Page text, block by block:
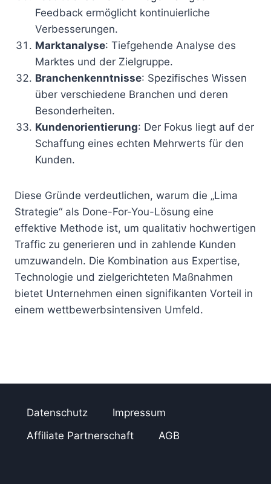
Feedback ermöglicht kontinuierliche
Verbesserungen.
Marktanalyse: Tiefgehende Analyse des
Marktes und der Zielgruppe.
Branchenkenntnisse: Spezifisches Wissen
über verschiedene Branchen und deren
Besonderheiten.
Kundenorientierung: Der Fokus liegt auf der
Schaffung eines echten Mehrwerts für den
Kunden.
Diese Gründe verdeutlichen, warum die „Lima
Strategie“ als Done-For-You-Lösung eine
effektive Methode ist, um qualitativ hochwertigen
Traffic zu generieren und in zahlende Kunden
umzuwandeln. Die Kombination aus Expertise,
Technologie und zielgerichteten Maßnahmen
bietet Unternehmen einen signifikanten Vorteil in
einem wettbewerbsintensiven Umfeld.
Datenschutz
Impressum
Affiliate Partnerschaft
AGB